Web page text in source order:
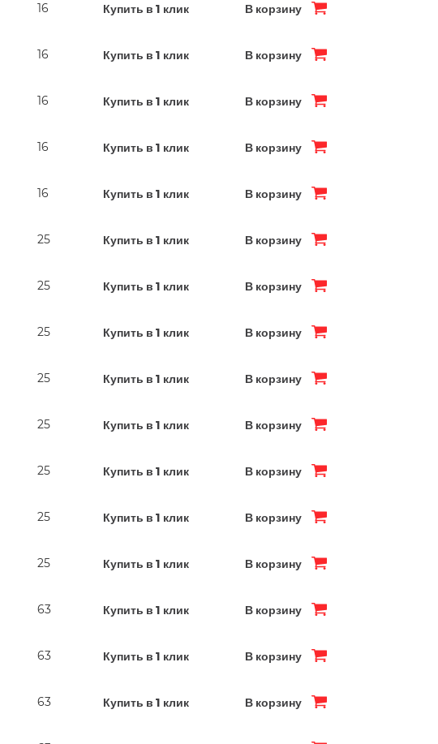
16 Купить в 1 клик В корзину
16 Купить в 1 клик В корзину
16 Купить в 1 клик В корзину
16 Купить в 1 клик В корзину
16 Купить в 1 клик В корзину
25 Купить в 1 клик В корзину
25 Купить в 1 клик В корзину
25 Купить в 1 клик В корзину
25 Купить в 1 клик В корзину
25 Купить в 1 клик В корзину
25 Купить в 1 клик В корзину
25 Купить в 1 клик В корзину
25 Купить в 1 клик В корзину
63 Купить в 1 клик В корзину
63 Купить в 1 клик В корзину
63 Купить в 1 клик В корзину